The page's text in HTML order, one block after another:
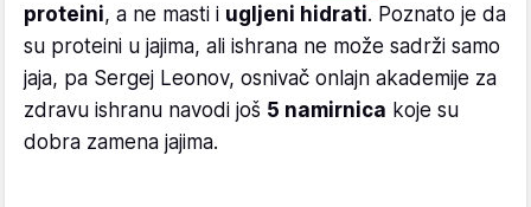
proteini, a ne masti i ugljeni hidrati. Poznato je da
su proteini u jajima, ali ishrana ne može sadrži samo
jaja, pa Sergej Leonov, osnivač onlajn akademije za
zdravu ishranu navodi još 5 namirnica koje su
dobra zamena jajima.